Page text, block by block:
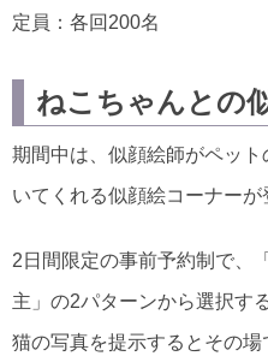
定員：各回200名
ねこちゃんとの
期間中は、似顔絵師がペッ
いてくれる似顔絵コーナーが
2日間限定の事前予約制で、
主」の2パターンから選択す
猫の写真を提示するとその